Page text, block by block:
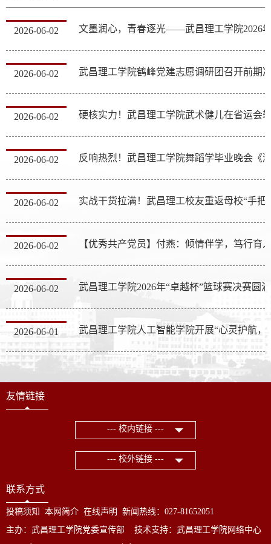
2026-06-02
2026-06-02
2026-06-02
2026-06-02
2026-06-02
2026-06-02 【优秀共产党员】付燕：倾情伴学，笃行育
2026-06-02
2026-06-01
友情链接
--- 校内链接 ---
--- 校外链接 ---
联系方式
投稿须知 本网简介 在线声明
新闻热线：027-81652051
主办：武昌理工学院党委宣传部 技术支持：武昌理工学院网络中心